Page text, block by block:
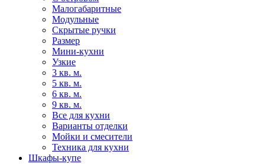
Малогабаритные
Модульные
Скрытые ручки
Размер
Мини-кухни
Узкие
3 кв. м.
5 кв. м.
6 кв. м.
9 кв. м.
Все для кухни
Варианты отделки
Мойки и смесители
Техника для кухни
Шкафы-купе